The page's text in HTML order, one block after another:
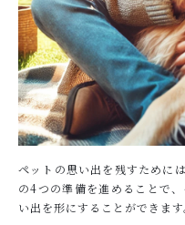
ペットの思い出を残すために
の4つの準備を進めることで
い出を形にすることができます